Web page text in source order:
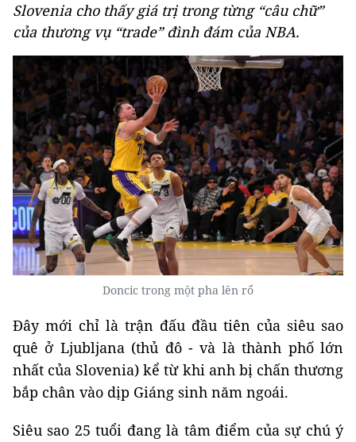
Slovenia cho thấy giá trị trong từng “câu chữ”
của thương vụ “trade” đình đám của NBA.
Doncic trong một pha lên rổ
Đây mới chỉ là trận đấu đầu tiên của siêu sao
quê ở Ljubljana (thủ đô - và là thành phố lớn
nhất của Slovenia) kể từ khi anh bị chấn thương
bắp chân vào dịp Giáng sinh năm ngoái.
Siêu sao 25 tuổi đang là tâm điểm của sự chú ý